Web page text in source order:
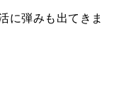
に弾みも出てきま